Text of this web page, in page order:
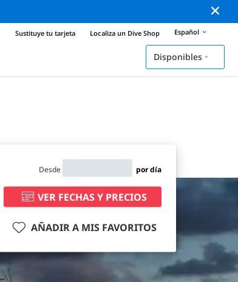
Sustituye tu tarjeta Localiza un Dive Shop Español
Disponibles
Desde por día
VER FECHAS Y PRECIOS
AÑADIR A MIS FAVORITOS